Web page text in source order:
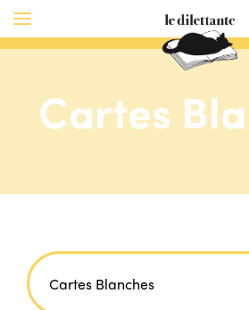
Cartes